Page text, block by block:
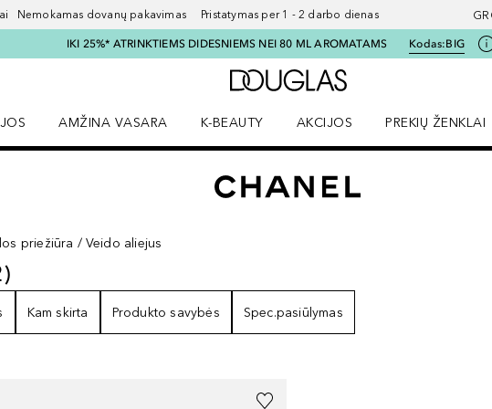
Nemokamas dovanų pakavimas Pristatymas per 1 - 2 darbo dienas
IKI 25%* ATRINKTIEMS DIDESNIEMS NEI 80 ML AROMATAMS Kodas:BIG
Į Douglas pagrindinį
AMŽINA VASARA
K-BEAUTY
AKCIJOS
PREKIŲ ŽENKLAI
priežiūra Veido aliejus
REZULTATAI
)
Kam skirta Produkto savybės Spec.pasiūlymas